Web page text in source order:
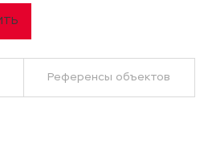
Референсы объектов